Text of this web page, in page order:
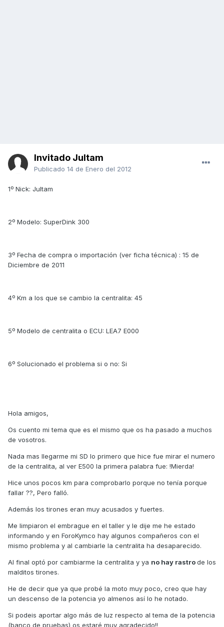
Invitado Jultam
Publicado 14 de Enero del 2012
1º Nick: Jultam
2º Modelo: SuperDink 300
3º Fecha de compra o importación (ver ficha técnica) : 15 de
Diciembre de 2011
4º Km a los que se cambio la centralita: 45
5º Modelo de centralita o ECU: LEA7 E000
6º Solucionado el problema si o no: Si
Hola amigos,
Os cuento mi tema que es el mismo que os ha pasado a muchos
de vosotros.
Nada mas llegarme mi SD lo primero que hice fue mirar el numero
de la centralita, al ver E500 la primera palabra fue: !Mierda!
Hice unos pocos km para comprobarlo porque no tenía porque
fallar ??, Pero falló.
Además los tirones eran muy acusados y fuertes.
Me limpiaron el embrague en el taller y le dije me he estado
informando y en ForoKymco hay algunos compañeros con el
mismo problema y al cambiarle la centralita ha desaparecido.
Al final optó por cambiarme la centralita y ya no hay rastrode los
malditos tirones.
He de decir que ya que probé la moto muy poco, creo que hay
un descenso de la potencia yo almenos así lo he notado.
Si podeis aportar algo más de luz respecto al tema de la potencia
(banco de pruebas) os estaré muy agradecido!!